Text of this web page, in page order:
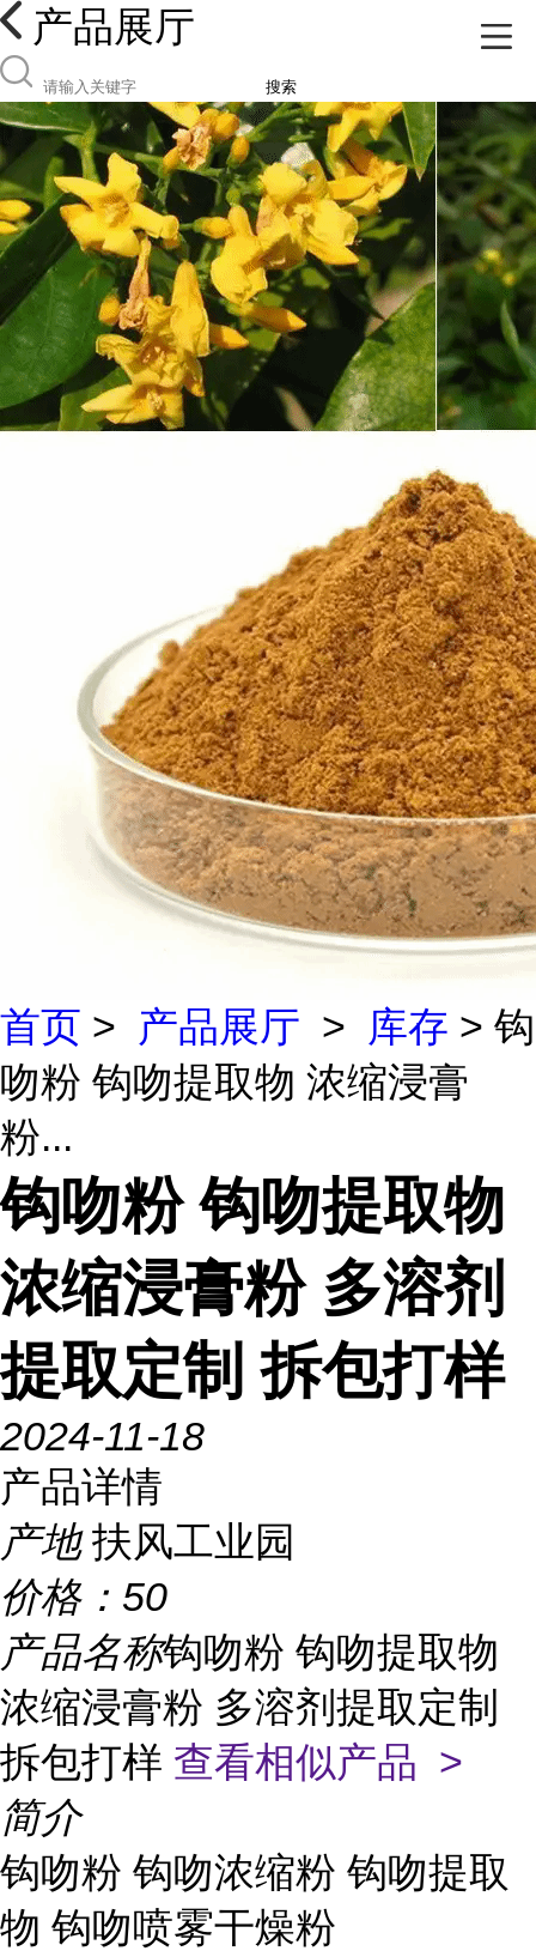
产品展厅
搜索
首页 > 产品展厅 > 库存 > 钩
吻粉 钩吻提取物 浓缩浸膏
粉...
钩吻粉 钩吻提取物
浓缩浸膏粉 多溶剂
提取定制 拆包打样
2024-11-18
产品详情
产地 扶风工业园
价格： 50
产品名称钩吻粉 钩吻提取物
浓缩浸膏粉 多溶剂提取定制
拆包打样 查看相似产品 >
简介
钩吻粉 钩吻浓缩粉 钩吻提取
物 钩吻喷雾干燥粉